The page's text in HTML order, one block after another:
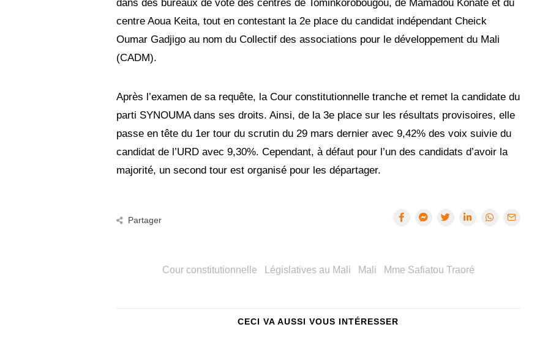
dans des bureaux de vote des centres de Tominkorobougou, de Mamadou Konaté et du
centre Aoua Keita, tout en contestant la 2e place du candidat indépendant Cheick
Oumar Gadjigo au nom du Collectif des associations pour le développement du Mali
(CADM).
Après l’examen de sa requête, la Cour constitutionnelle tranche et remet la candidate du
parti SYNOUMA dans ses droits. Ainsi, de la 3e place sur les résultats provisoires, elle
passe en tête du 1er tour du scrutin du 29 mars dernier avec 9,42% des voix suivie du
candidat de l’URD avec 9,30%. Cependant, à défaut pour l’un des candidats d’avoir la
majorité, un second tour est organisé pour les départager.
Partager
Cour constitutionnelle Législatives au Mali Mali Mme Safiatou Traoré
CECI VA AUSSI VOUS INTÉRESSER